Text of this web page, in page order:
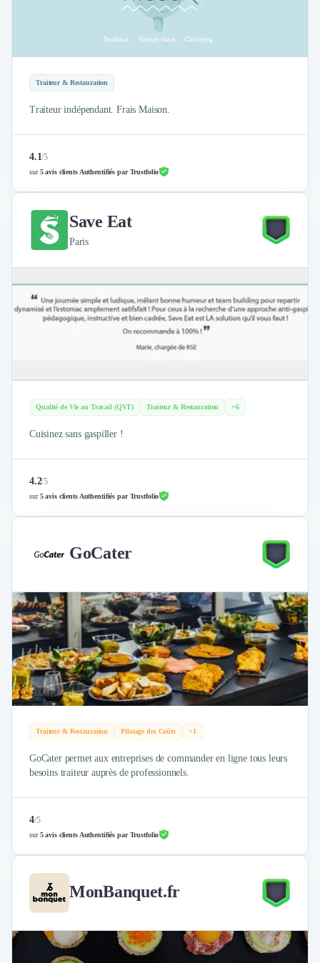
Traiteur & Restauration
Traiteur indépendant. Frais Maison.
4.1/5
sur5 avis clients Authentifiés par Trustfolio
Save Eat
Paris
Qualité de Vie au Travail (QVT) Traiteur & Restauration +6
Cuisinez sans gaspiller !
4.2/5
sur5 avis clients Authentifiés par Trustfolio
GoCater
Traiteur & Restauration Pilotage des Coûts +1
GoCater permet aux entreprises de commander en ligne tous leurs
besoins traiteur auprès de professionnels.
4/5
sur5 avis clients Authentifiés par Trustfolio
MonBanquet.fr